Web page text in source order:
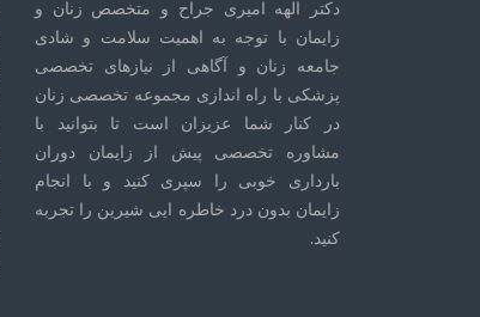
دکتر الهه امیری جراح و متخصص زنان و
زایمان با توجه به اهمیت سلامت و شادی
جامعه زنان و آگاهی از نیازهای تخصصی
پزشکی با راه اندازی مجموعه تخصصی زنان
در کنار شما عزیزان است تا بتوانید با
مشاوره تخصصی پیش از زایمان دوران
بارداری خوبی را سپری کنید و با انجام
زایمان بدون درد خاطره ایی شیرین را تجربه
کنید.